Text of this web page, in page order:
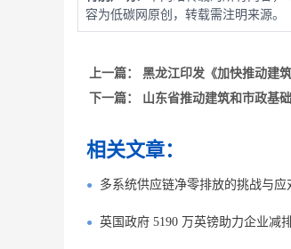
容为低碳网原创，转载需注明来源。
上一篇： 黑龙江印发《加快推动建
下一篇： 山东省推动建筑和市政基
相关文章：
多系统供应链净零排放的挑战与应
英国政府 5190 万英镑助力企业减